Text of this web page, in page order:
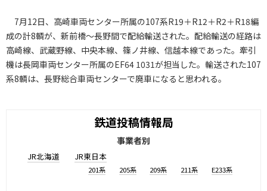
7月12日、高崎車両センター所属の107系R19＋R12＋R2＋R18編
成の計8輌が、新前橋～長野間で配給輸送された。配給輸送の経路は
高崎線、武蔵野線、中央本線、篠ノ井線、信越本線であった。牽引
機は長岡車両センター所属のEF64 1031が担当した。輸送された107
系8輌は、長野総合車両センターで廃車になると思われる。
鉄道投稿情報局
事業者別
JR北海道 JR東日本
201系 205系 209系 211系 E233系